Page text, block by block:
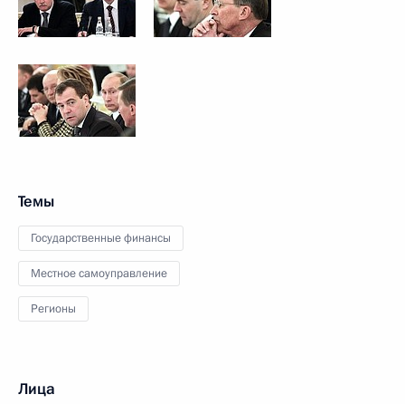
Темы
Государственные финансы
Местное самоуправление
Регионы
Лица